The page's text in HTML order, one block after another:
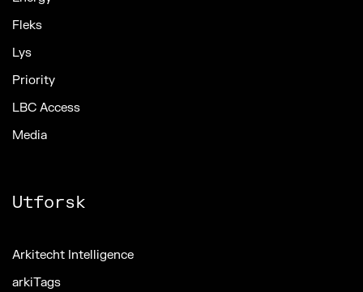
Fleks
Lys
Priority
LBC Access
Media
Utforsk
Arkitecht Intelligence
arkiTags